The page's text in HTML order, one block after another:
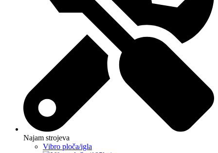
Najam strojeva
Vibro ploča/igla